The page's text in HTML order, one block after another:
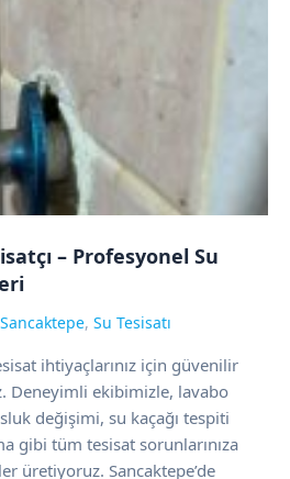
– Profesyonel Su
Sancaktepe, Su Tesisatı
ihtiyaçlarınız için güvenilir
Deneyimli ekibimizle, lavabo
değişimi, su kaçağı tespiti
gibi tüm tesisat sorunlarınıza
üretiyoruz. Sancaktepe’de